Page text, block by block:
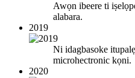
Awọn ibeere ti
alabara.
2019
Ni idagbasoke
microhectronic kọni.
2020